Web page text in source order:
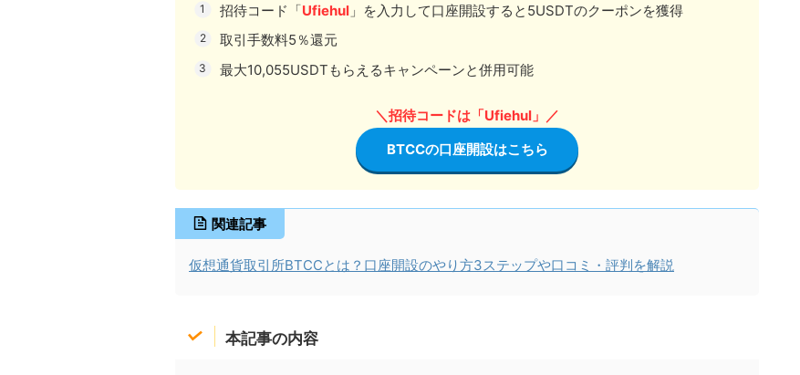
招待コード「Ufiehul」を入力して口座開設すると5USDTのクーポンを獲得
取引手数料5％還元
最大10,055USDTもらえるキャンペーンと併用可能
＼招待コードは「Ufiehul」／
BTCCの口座開設はこちら
関連記事
仮想通貨取引所BTCCとは？口座開設のやり方3ステップや口コミ・評判を解説
本記事の内容